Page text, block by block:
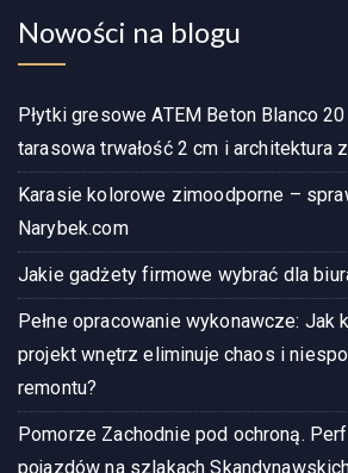
Nowości na blogu
Płytki gresowe ATEM Beton Blanco
tarasowa trwałość 2 cm i architektura
Karasie kolorowe zimoodporne –
Narybek.com
Jakie gadżety firmowe wybrać dla
Pełne opracowanie wykonawcze: Jak
projekt wnętrz eliminuje chaos i
remontu?
Pomorze Zachodnie pod ochroną.
pojazdów na szlakach